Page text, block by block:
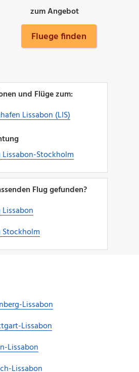
zum Angebot
Fluege finden
und Flüge zum:
Lissabon (LIS)
Lissabon-Stockholm
Flug gefunden?
Lissabon
Stockholm
Lissabon
Lissabon
Lissabon
Lissabon